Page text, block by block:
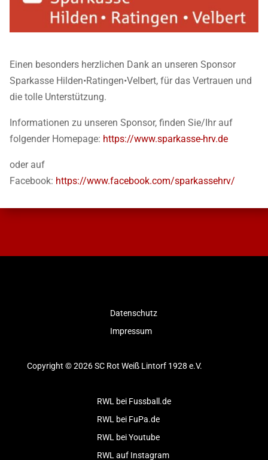
Einen besonders herzlichen Dank an unseren Sponsor
Sparkasse Hilden•Ratingen•Velbert, für das Vertrauen und
die tolle Unterstützung.
Informationen zu unseren Sponsor, finden Sie/Ihr auf
folgender Homepage: https://www.sparkasse-hrv.de
oder auf
Facebook: https://www.facebook.com/sparkassehrv/
Datenschutz
Impressum
Copyright © 2026 SC Rot Weiß Lintorf 1928 e.V.
RWL bei Fussball.de
RWL bei FuPa.de
RWL bei Youtube
RWL auf Instagram